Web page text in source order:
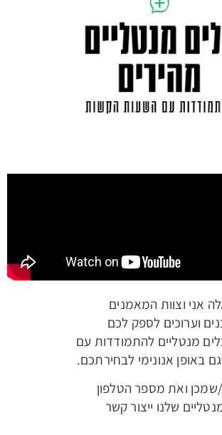
אני וצוות המאמנים
וערוכים לספק לכם
מנטליים להתמודדות עם
באופן אנונימי לבחירתכם.
ואת מספר הטלפון
שלנו ייצור קשר